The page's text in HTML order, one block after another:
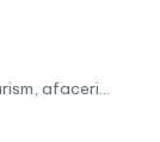
afaceri...